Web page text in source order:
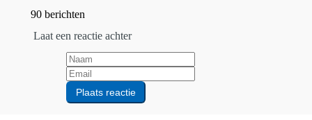
90 berichten
Laat een reactie achter